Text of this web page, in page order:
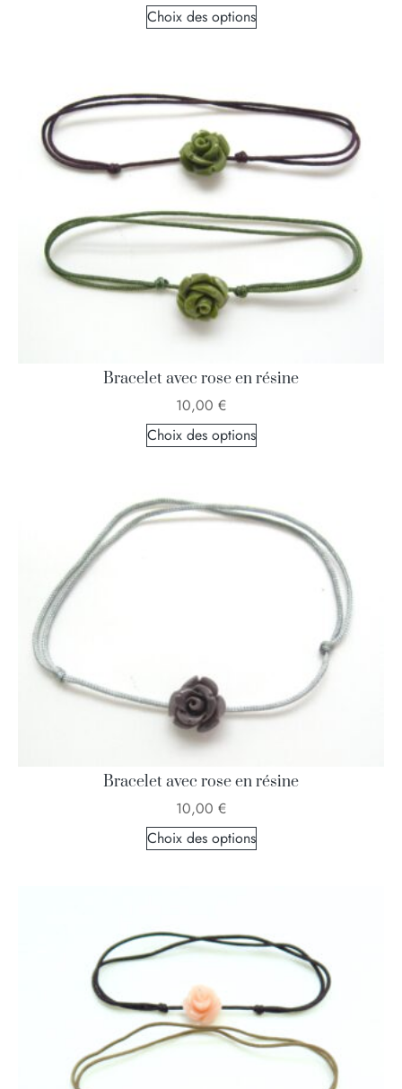
Choix des options
Bracelet avec rose en résine
10,00 €
Choix des options
Bracelet avec rose en résine
10,00 €
Choix des options